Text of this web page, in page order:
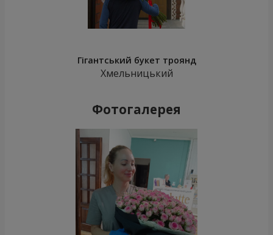
Гігантський букет троянд
Хмельницький
Фотогалерея